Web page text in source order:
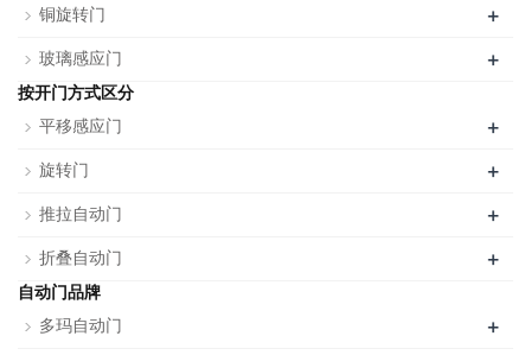
铜旋转门 +
玻璃感应门 +
按开门方式区分
平移感应门
+
旋转门 +
推拉自动门 +
折叠自动门 +
自动门品牌
多玛自动门
+